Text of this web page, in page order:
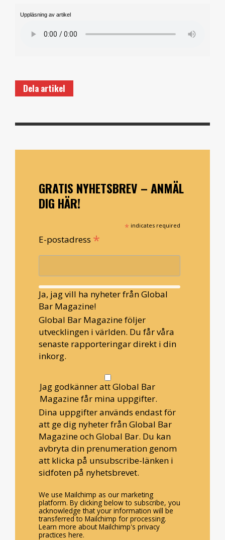
Uppläsning av artikel
Dela artikel
GRATIS NYHETSBREV – ANMÄL
DIG HÄR!
* indicates required
E-postadress *
Ja, jag vill ha nyheter från Global
Bar Magazine!
Global Bar Magazine följer
utvecklingen i världen. Du får våra
senaste rapporteringar direkt i din
inkorg.
Jag godkänner att Global Bar
Magazine får mina uppgifter.
Dina uppgifter används endast för
att ge dig nyheter från Global Bar
Magazine och Global Bar. Du kan
avbryta din prenumeration genom
att klicka på unsubscribe-länken i
sidfoten på nyhetsbrevet.
We use Mailchimp as our marketing
platform. By clicking below to subscribe, you
acknowledge that your information will be
transferred to Mailchimp for processing.
Learn more about Mailchimp's privacy
practices here.